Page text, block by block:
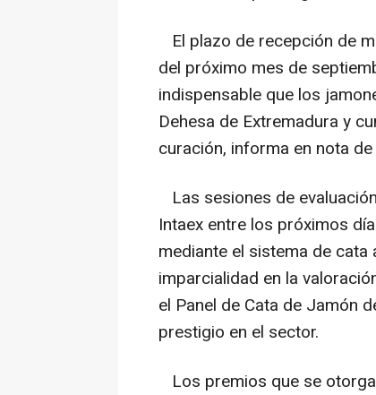
El plazo de recepción de
del próximo mes de
indispensable que los
Dehesa de Extremadura y
curación, informa en nota
Las sesiones de
Intaex entre los próximos
mediante el sistema de
imparcialidad en la
el Panel de Cata de Jamón
prestigio en el sector.
Los premios que se